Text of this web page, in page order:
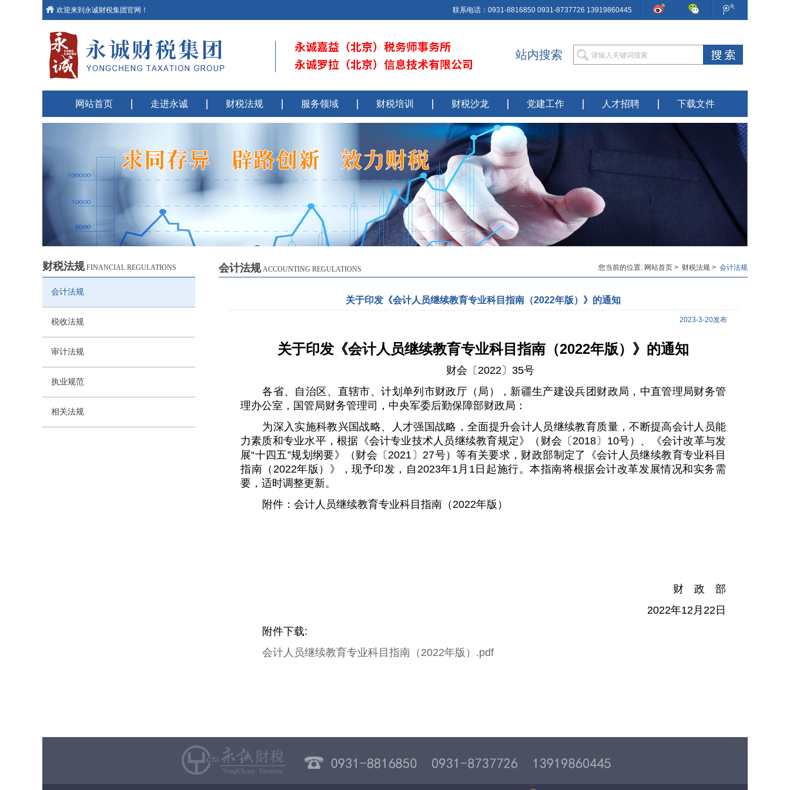
欢迎来到永诚财税集团官网！ 联系电话：0931-8816850 0931-8737726 13919860445
站内搜索
网站首页 走进永诚 财税法规 服务领域 财税培训 财税沙龙 党建工作 人才招聘 下载文件
财税法规FINANCIAL REGULATIONS
会计法规
税收法规
审计法规
执业规范
相关法规
会计法规ACCOUNTING REGULATIONS 您当前的位置: 网站首页 > 财税法规 > 会计法规
关于印发《会计人员继续教育专业科目指南（2022年版）》的通知
2023-3-20发布
关于印发《会计人员继续教育专业科目指南（2022年版）》的通知
财会〔 2022 〕 35号
各省、自治区、直辖市、计划单列市财政厅（局），新疆生产建设兵团财政局，中直管理局财务管
理办公室，国管局财务管理司，中央军委后勤保障部财政局：
为深入实施科教兴国战略、人才强国战略，全面提升会计人员继续教育质量，不断提高会计人员能
力素质和专业水平，根据《会计专业技术人员继续教育规定》（财会〔2018 〕 10号）、《会计改革与发
展“十四五”规划纲要》（财会〔2021 〕27号）等有关要求，财政部制定了《会计人员继续教育专业科目
指南（ 2022年版）》，现予印发，自 2023年1月 1日起施行。本指南将根据会计改革发展情况和实务需
要，适时调整更新。
附件：会计人员继续教育专业科目指南（2022年版）
财 政 部
2022年12月 22 日
附件下载:
会计人员继续教育专业科目指南（2022年版）.pdf